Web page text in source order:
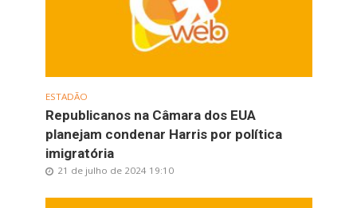
ESTADÃO
Republicanos na Câmara dos EUA
planejam condenar Harris por política
imigratória
21 de julho de 2024 19:10